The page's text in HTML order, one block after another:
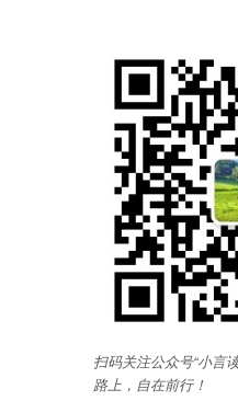
扫码关注公众号“小言
路上，自在前行！